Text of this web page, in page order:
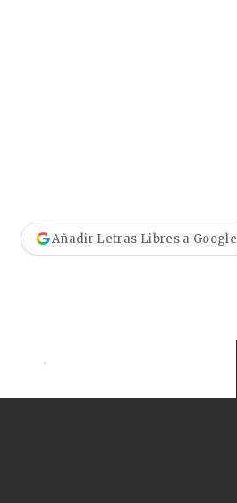
Añadir Letras Libres a Google